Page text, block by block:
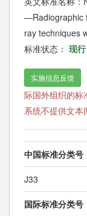
—Radiographic
ray techniques
标准状态： 现行
实施信息反馈
际国外组织的标
系统不提供文本
中国标准分类号
J33
国际标准分类号